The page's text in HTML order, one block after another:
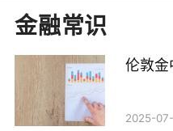
的利益，工行在一定程度
关闭开仓交易。
2. 监管政策的变化
近年来，中国金融监
金融常识
伦敦金
2025-